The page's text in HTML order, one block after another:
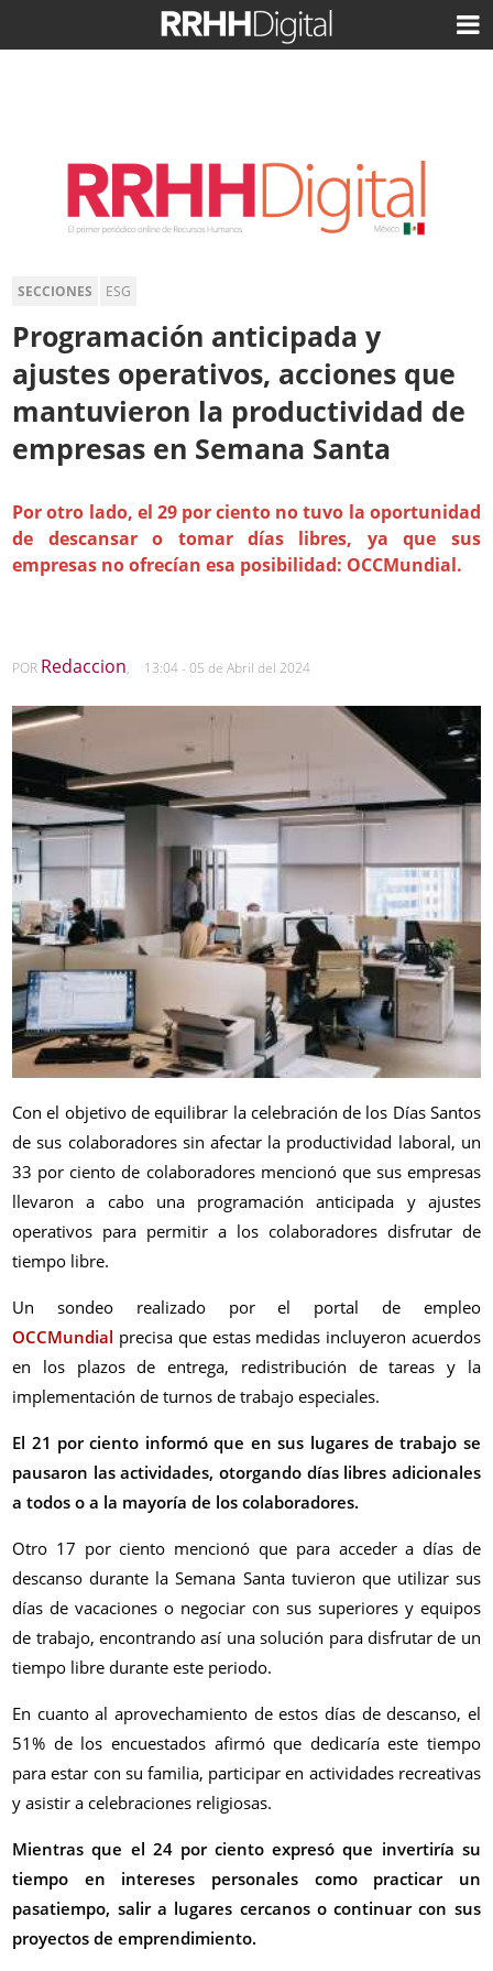
SECCIONES ESG
Programación anticipada y
ajustes operativos, acciones que
mantuvieron la productividad de
empresas en Semana Santa
Por otro lado, el 29 por ciento no tuvo la oportunidad
de descansar o tomar días libres, ya que sus
empresas no ofrecían esa posibilidad: OCCMundial.
POR Redaccion, 13:04 - 05 de Abril del 2024
Con el objetivo de equilibrar la celebración de los Días Santos
de sus colaboradores sin afectar la productividad laboral, un
33 por ciento de colaboradores mencionó que sus empresas
llevaron a cabo una programación anticipada y ajustes
operativos para permitir a los colaboradores disfrutar de
tiempo libre.
Un sondeo realizado por el portal de empleo
OCCMundial precisa que estas medidas incluyeron acuerdos
en los plazos de entrega, redistribución de tareas y la
implementación de turnos de trabajo especiales.
El 21 por ciento informó que en sus lugares de trabajo se
pausaron las actividades, otorgando días libres adicionales
a todos o a la mayoría de los colaboradores.
Otro 17 por ciento mencionó que para acceder a días de
descanso durante la Semana Santa tuvieron que utilizar sus
días de vacaciones o negociar con sus superiores y equipos
de trabajo, encontrando así una solución para disfrutar de un
tiempo libre durante este periodo.
En cuanto al aprovechamiento de estos días de descanso, el
51% de los encuestados afirmó que dedicaría este tiempo
para estar con su familia, participar en actividades recreativas
y asistir a celebraciones religiosas.
Mientras que el 24 por ciento expresó que invertiría su
tiempo en intereses personales como practicar un
pasatiempo, salir a lugares cercanos o continuar con sus
proyectos de emprendimiento.